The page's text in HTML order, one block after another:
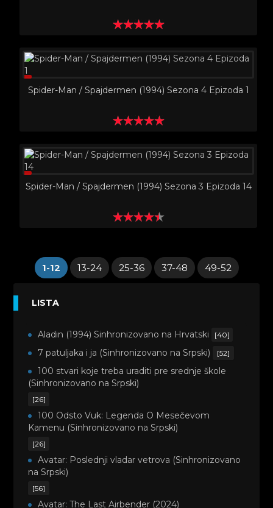
Spider-Man / Spajdermen (1994) Sezona 4 Epizoda 1
Spider-Man / Spajdermen (1994) Sezona 3 Epizoda 14
1-12 13-24 25-36 37-48 49-52
LISTA
Aladin (1994) Sinhronizovano na Hrvatski [40]
7 patuljaka i ja (Sinhronizovano na Srpski) [52]
100 stvari koje treba uraditi pre srednje škole
(Sinhronizovano na Srpski)
[26]
100 Odsto Vuk: Legenda O Mesečevom
Kamenu (Sinhronizovano na Srpski)
[26]
Avatar: Poslednji vladar vetrova (Sinhronizovano
na Srpski)
[56]
Avatar: The Last Airbender (2024)